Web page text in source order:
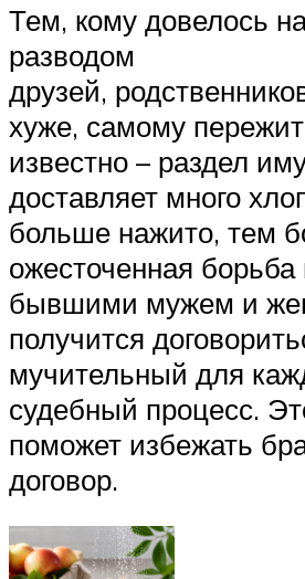
Тем, кому довелось
разводом
друзей,
хуже, самому
известно – раздел
доставляет много
больше нажито, тем
ожесточенная
бывшими мужем и
получится
мучительный для
судебный процесс.
поможет избежать
договор.